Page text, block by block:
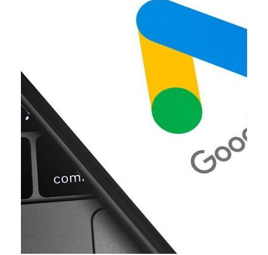
Améliorer son taux de conversion
en créant une campagne google
adwords ?
La réussite d’une campagne publicitaire sur Google
Adwords dépend du sérieux apporté lors de la création.
Cet article révèle les […]